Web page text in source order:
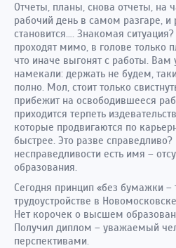
Отчеты, планы, снова отчеты, на
рабочий день в самом разгаре,
становится…. Знакомая
проходят мимо, в голове только
что иначе выгонят с работы.
намекали: держать не будем,
полно. Мол, стоит только
прибежит на освободившееся
приходится терпеть
которые продвигаются по
быстрее. Это разве справедливо?
несправедливости есть имя –
образования.
Сегодня принцип «без бумажки
трудоустройстве в
Нет корочек о высшем
Получил диплом – уважаемый
перспективами.